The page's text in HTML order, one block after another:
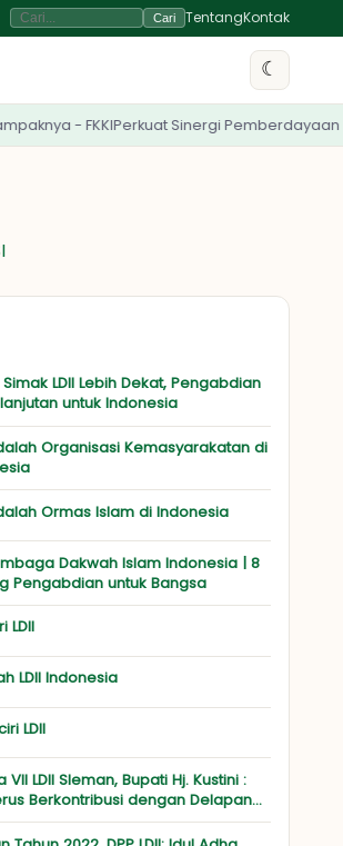
Cari TentangKontak
☾
Pemberdayaan Umat, LDII Banyuwangi
LDII Lebih Dekat, Pengabdian
untuk Indonesia
Organisasi Kemasyarakatan di
Ormas Islam di Indonesia
Dakwah Islam Indonesia | 8
Pengabdian untuk Bangsa
LDII
LDII Indonesia
LDII
VII LDII Sleman, Bupati Hj. Kustini :
Berkontribusi dengan Delapan